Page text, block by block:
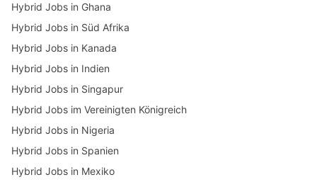
Hybrid Jobs in Ghana
Hybrid Jobs in Süd Afrika
Hybrid Jobs in Kanada
Hybrid Jobs in Indien
Hybrid Jobs in Singapur
Hybrid Jobs im Vereinigten Königreich
Hybrid Jobs in Nigeria
Hybrid Jobs in Spanien
Hybrid Jobs in Mexiko